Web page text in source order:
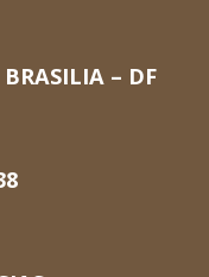
BRASILIA – DF